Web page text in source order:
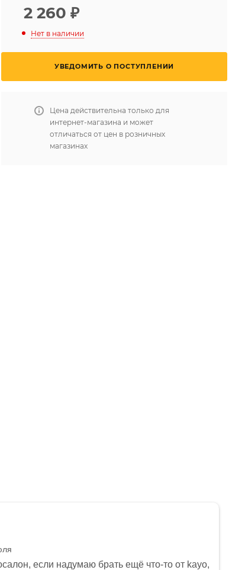
2 260 ₽
Нет в наличии
УВЕДОМИТЬ О ПОСТУПЛЕНИИ
Цена действительна только для
интернет-магазина и может
отличаться от цен в розничных
магазинах
если надумаю брать ещё что-то от kayo,